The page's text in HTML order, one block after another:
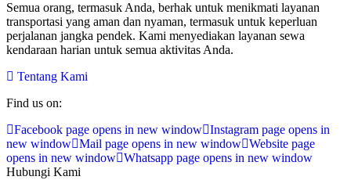
Semua orang, termasuk Anda, berhak untuk menikmati layanan
transportasi yang aman dan nyaman, termasuk untuk keperluan
perjalanan jangka pendek. Kami menyediakan layanan sewa
kendaraan harian untuk semua aktivitas Anda.
Tentang Kami
Find us on:
Facebook page opens in new window Instagram page opens in
new window Mail page opens in new window Website page
opens in new window Whatsapp page opens in new window
Hubungi Kami